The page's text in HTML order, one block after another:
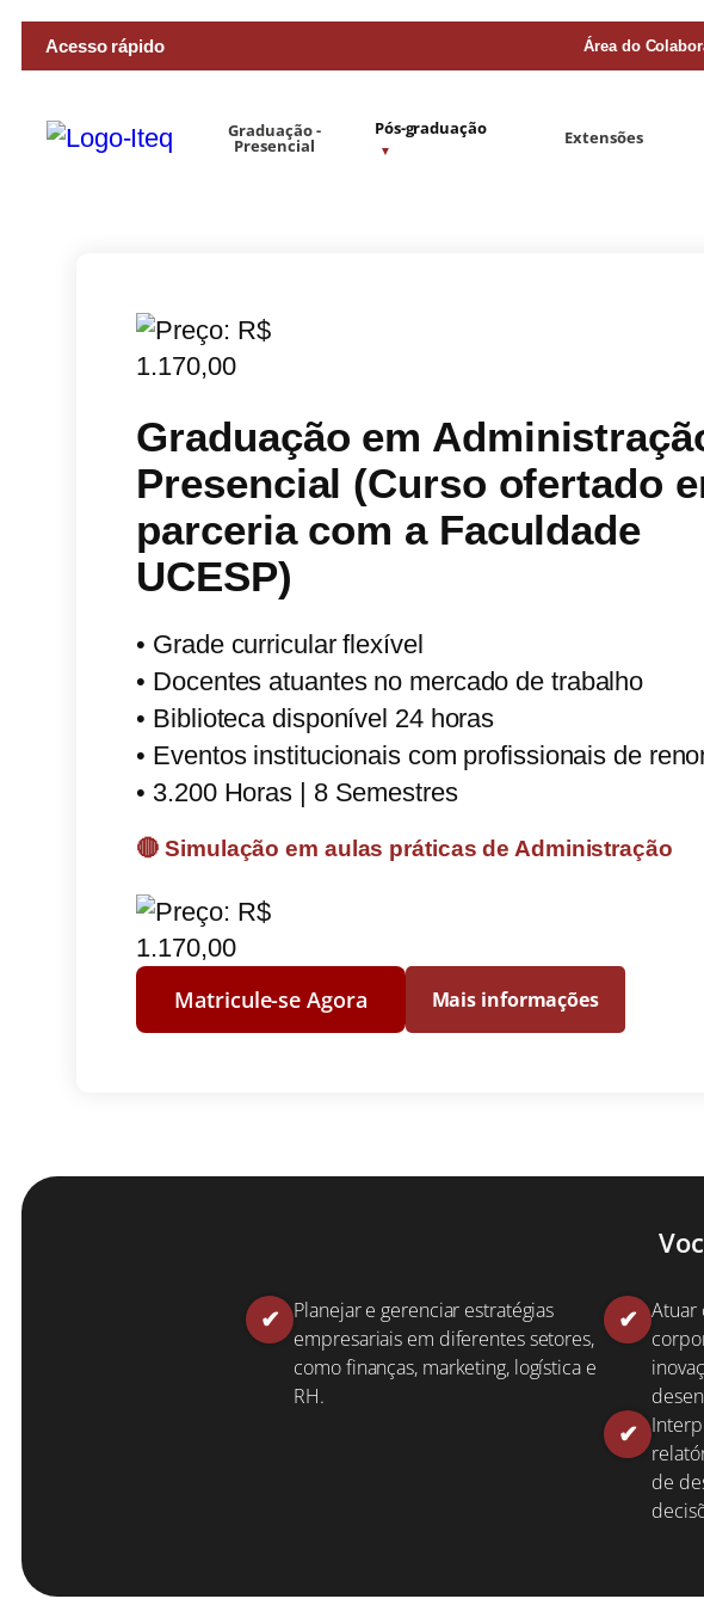
Acesso rápido Área do
Graduação -
Presencial
Pós-graduação Extensões
Graduação em
Presencial (Curso ofertado
parceria com a Faculdade
UCESP)
• Grade curricular flexível
• Docentes atuantes no mercado de trabalho
• Biblioteca disponível 24 horas
• Eventos institucionais com profissionais de
• 3.200 Horas | 8 Semestres
🔴 Simulação em aulas práticas de Administração
Matricule-se Agora Mais informações
Planejar e gerenciar estratégias
empresariais em diferentes setores,
como finanças, marketing, logística e
RH.
Atuar
de